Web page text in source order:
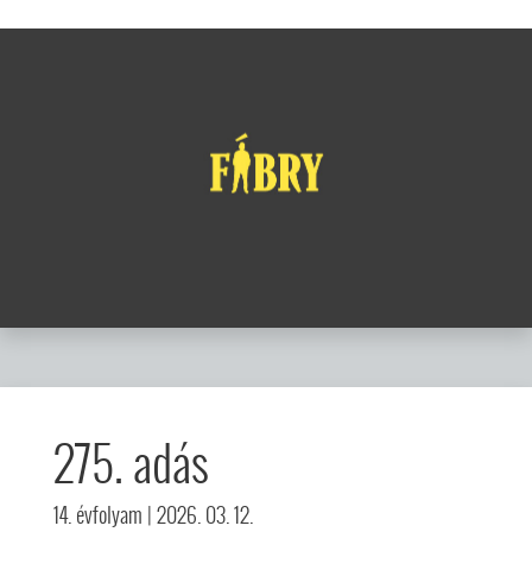
275. adás
14. évfolyam | 2026. 03. 12.